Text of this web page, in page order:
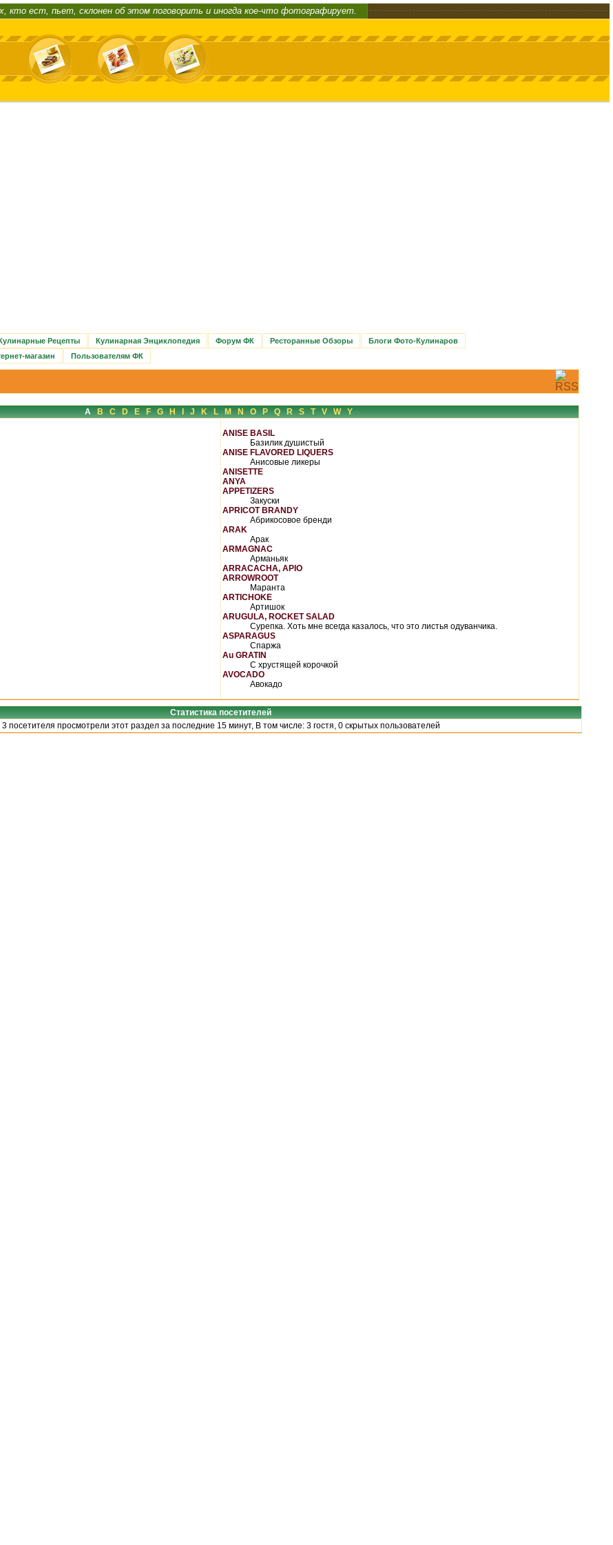
кто ест, пьет, склонен об этом поговорить и иногда кое-что фотографирует.
Рецепты Кулинарная Энциклопедия Форум ФК Ресторанные Обзоры
Блоги Фото-Кулинаров
магазин Пользователям ФК
AB C D E F G H J K L M N O P Q R S T V W Y
ANISE BASIL
Базилик душистый
ANISE FLAVORED LIQUERS
Анисовые ликеры
ANISETTE
ANYA
APPETIZERS
Закуски
APRICOT BRANDY
Абрикосовое бренди
ARAK
Арак
ARMAGNAC
Арманьяк
ARRACACHA, APIO
ARROWROOT
Маранта
ARTICHOKE
Артишок
ARUGULA, ROCKET SALAD
Сурепка. Хоть мне всегда казалось, что это листья одуванчика.
ASPARAGUS
Спаржа
Au GRATIN
С хрустящей корочкой
AVOCADO
Авокадо
Статистика посетителей
3 посетителя просмотрели этот раздел за последние 15 минут, В том числе: 3 гостя, 0 скрытых пользователей